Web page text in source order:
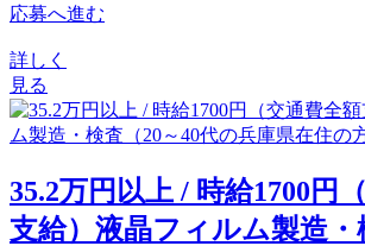
応募へ進む
詳しく
見る
35.2万円以上 / 時給1700円
支給）液晶フィルム製造・